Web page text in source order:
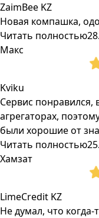
ZaimBee KZ
Новая компашка,
Читать полностью
Макс
Kviku
Сервис понравился,
агрегаторах,
были хорошие от
Читать полностью
Хамзат
LimeCredit KZ
Не думал, что